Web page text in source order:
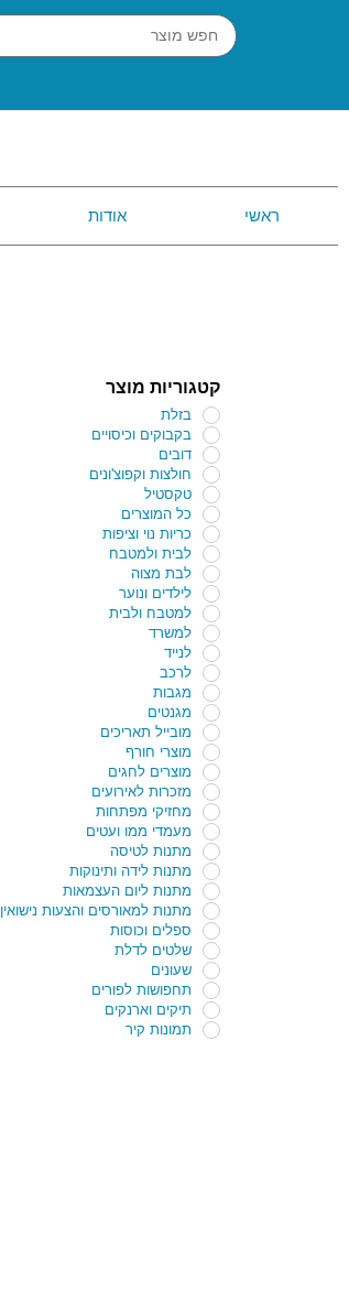
ראשי אודות
קטגוריות מוצר
בזלת
בקבוקים וכיסויים
דובים
חולצות וקפוצ'ונים
טקסטיל
כל המוצרים
כריות נוי וציפות
לבית ולמטבח
לבת מצוה
לילדים ונוער
למטבח ולבית
למשרד
לנייד
לרכב
מגבות
מגנטים
מובייל תאריכים
מוצרי חורף
מוצרים לחגים
מזכרות לאירועים
מחזיקי מפתחות
מעמדי ממו ועטים
מתנות לטיסה
מתנות לידה ותינוקות
מתנות ליום העצמאות
מתנות למאורסים והצעות נישואין
ספלים וכוסות
שלטים לדלת
שעונים
תחפושות לפורים
תיקים וארנקים
תמונות קיר